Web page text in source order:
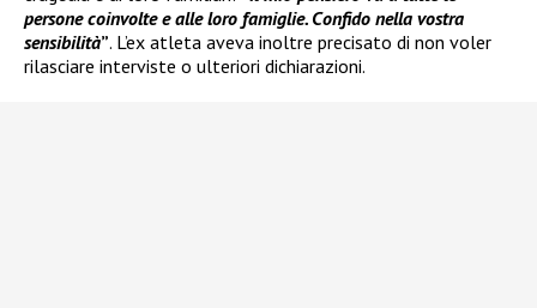
persone coinvolte e alle loro famiglie. Confido nella vostra
sensibilità”. L’ex atleta aveva inoltre precisato di non voler
rilasciare interviste o ulteriori dichiarazioni.